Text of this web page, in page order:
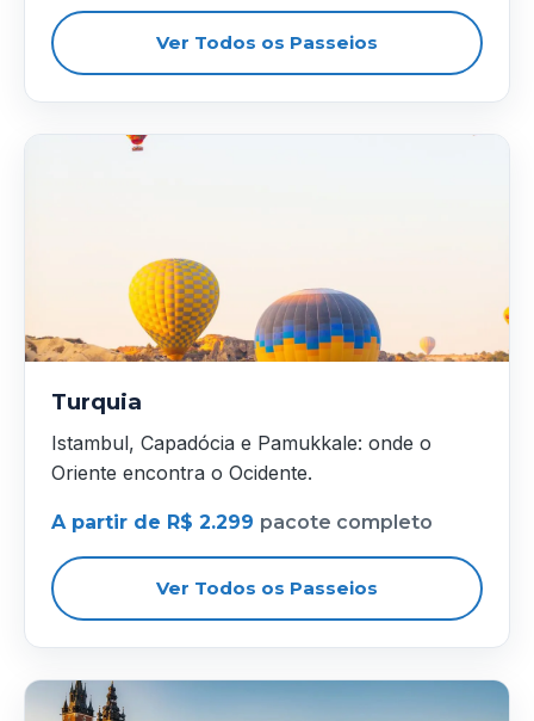
Ver Todos os Passeios
Turquia
Istambul, Capadócia e Pamukkale: onde o
Oriente encontra o Ocidente.
A partir de R$ 2.299 pacote completo
Ver Todos os Passeios